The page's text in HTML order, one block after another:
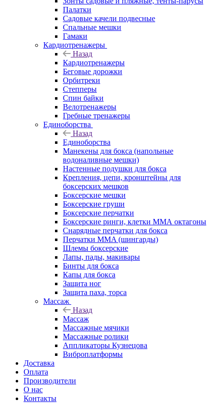
Палатки
Садовые качели подвесные
Спальные мешки
Гамаки
Кардиотренажеры
Назад
Кардиотренажеры
Беговые дорожки
Орбитреки
Степперы
Спин байки
Велотренажеры
Гребные тренажеры
Единоборства
Назад
Единоборства
Манекены для бокса (напольные
водоналивные мешки)
Настенные подушки для бокса
Крепления, цепи, кронштейны для
боксерских мешков
Боксерские мешки
Боксерские груши
Боксерские перчатки
Боксерские ринги, клетки ММА октагоны
Снарядные перчатки для бокса
Перчатки MMA (шингарды)
Шлемы боксерские
Лапы, пады, макивары
Бинты для бокса
Капы для бокса
Защита ног
Защита паха, торса
Массаж
Назад
Массаж
Массажные мячики
Массажные ролики
Аппликаторы Кузнецова
Виброплатформы
Доставка
Оплата
Производители
О нас
Контакты